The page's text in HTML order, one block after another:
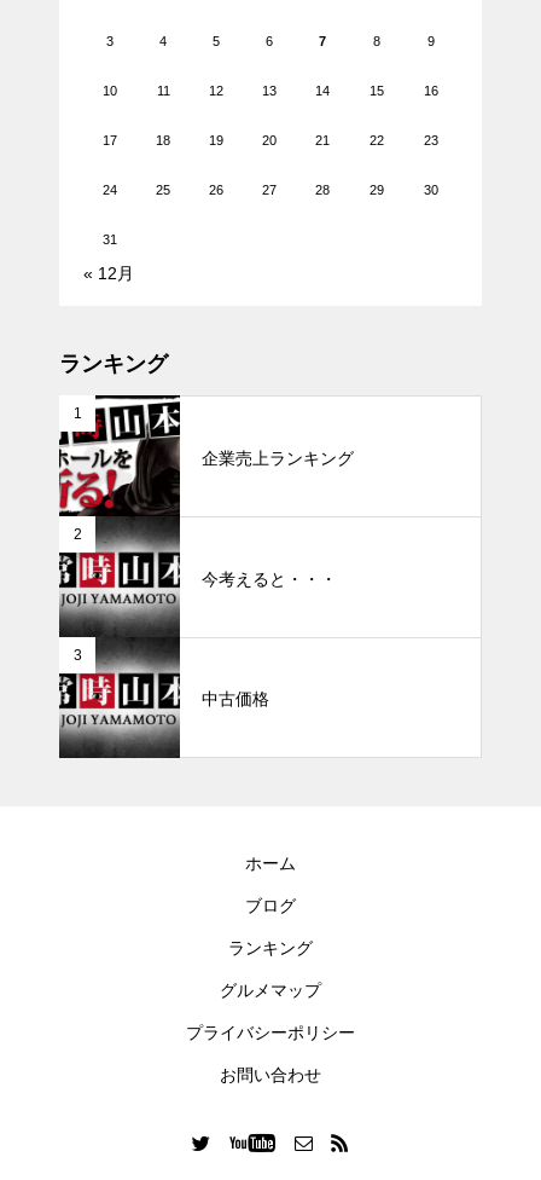
3 4 5 6 7 8 9
10 11 12 13 14 15 16
17 18 19 20 21 22 23
24 25 26 27 28 29 30
31
« 12月
ランキング
1
企業売上ランキング
2
今考えると・・・
3
中古価格
ホーム
ブログ
ランキング
グルメマップ
プライバシーポリシー
お問い合わせ